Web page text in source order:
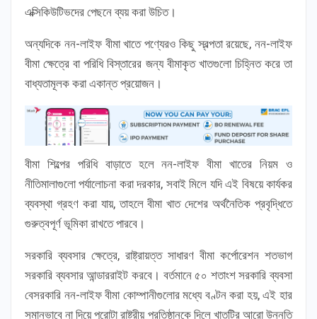
এক্সিকিউটিভদের পেছনে ব্যয় করা উচিত।
অন্যদিকে নন-লাইফ বীমা খাতে পণ্যেরও কিছু স্বল্পতা রয়েছে, নন-লাইফ
বীমা ক্ষেত্রে বা পরিধি বিস্তারের জন্য বীমাকৃত খাতগুলো চিহ্নিত করে তা
বাধ্যতামূলক করা একান্ত প্রয়োজন।
বীমা শিল্পের পরিধি বাড়াতে হলে নন-লাইফ বীমা খাতের নিয়ম ও
নীতিমালাগুলো পর্যালোচনা করা দরকার, সবাই মিলে যদি এই বিষয়ে কার্যকর
ব্যবস্থা গ্রহণ করা যায়, তাহলে বীমা খাত দেশের অর্থনৈতিক প্রবৃদ্ধিতে
গুরুত্বপূর্ণ ভূমিকা রাখতে পারবে।
সরকারি ব্যবসার ক্ষেত্রে, রাষ্ট্রায়ত্ত সাধারণ বীমা কর্পোরেশন শতভাগ
সরকারি ব্যবসার আন্ডাররাইট করবে। বর্তমানে ৫০ শতাংশ সরকারি ব্যবসা
বেসরকারি নন-লাইফ বীমা কোম্পানীগুলোর মধ্যে বণ্টন করা হয়, এই হার
সমানভাবে না দিয়ে পুরোটা রাষ্ট্রীয় প্রতিষ্ঠানকে দিলে খাতটির আরো উন্নতি